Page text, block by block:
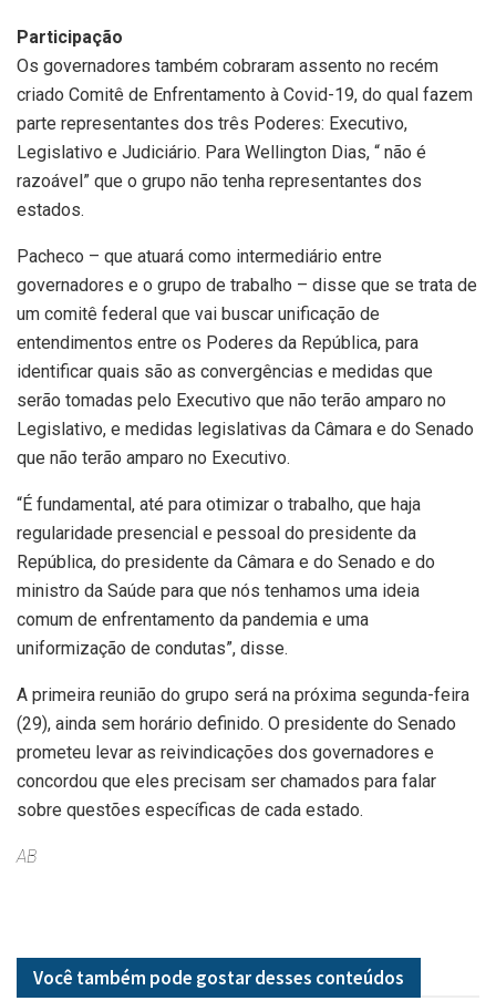
Participação
Os governadores também cobraram assento no recém
criado Comitê de Enfrentamento à Covid-19, do qual fazem
parte representantes dos três Poderes: Executivo,
Legislativo e Judiciário. Para Wellington Dias, “ não é
razoável” que o grupo não tenha representantes dos
estados.
Pacheco – que atuará como intermediário entre
governadores e o grupo de trabalho – disse que se trata de
um comitê federal que vai buscar unificação de
entendimentos entre os Poderes da República, para
identificar quais são as convergências e medidas que
serão tomadas pelo Executivo que não terão amparo no
Legislativo, e medidas legislativas da Câmara e do Senado
que não terão amparo no Executivo.
“É fundamental, até para otimizar o trabalho, que haja
regularidade presencial e pessoal do presidente da
República, do presidente da Câmara e do Senado e do
ministro da Saúde para que nós tenhamos uma ideia
comum de enfrentamento da pandemia e uma
uniformização de condutas”, disse.
A primeira reunião do grupo será na próxima segunda-feira
(29), ainda sem horário definido. O presidente do Senado
prometeu levar as reivindicações dos governadores e
concordou que eles precisam ser chamados para falar
sobre questões específicas de cada estado.
AB
Você também pode gostar desses conteúdos